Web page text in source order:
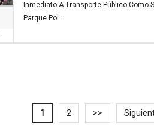
Inmediato A Transporte Público Como
Parque Pol...
1 2 >>